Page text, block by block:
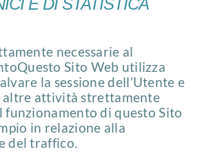
E DI STATISTICA
necessarie al
Sito Web utilizza
la sessione dell’Utente e
altre attività strettamente
funzionamento di questo Sito
in relazione alla
del traffico.